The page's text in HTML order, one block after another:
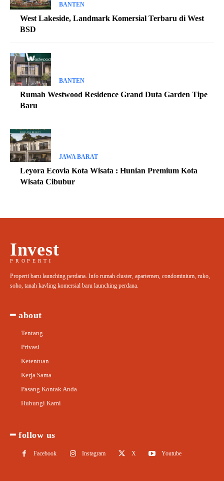
BANTEN
West Lakeside, Landmark Komersial Terbaru di West
BSD
BANTEN
Rumah Westwood Residence Grand Duta Garden Tipe
Baru
JAWA BARAT
Leyora Ecovia Kota Wisata : Hunian Premium Kota
Wisata Cibubur
Invest
PROPERTI
Properti baru launching perdana. Info rumah cluster, apartemen, condominium, ruko,
soho, tanah kavling komersial baru launching perdana.
━ about
Tentang
Privasi
Ketentuan
Kerja Sama
Pasang Kontak Anda
Hubungi Kami
━ follow us
Facebook Instagram X Youtube